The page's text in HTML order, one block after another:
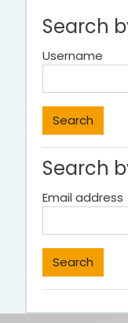
Search
Username
Search
Email address